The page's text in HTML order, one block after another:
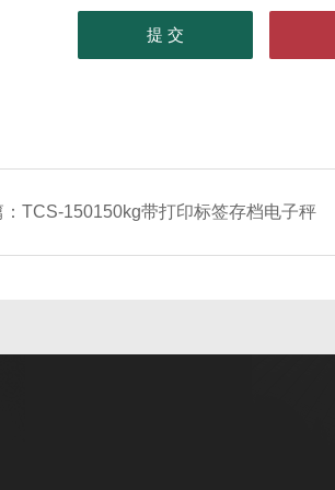
：TCS-150150kg带打印标签存档电子秤